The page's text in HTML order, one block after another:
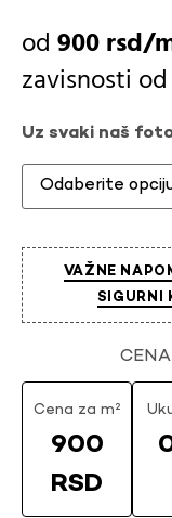
900rsd
zavisnosti od
Uz svaki naš
VAŽNE
SIGURNI
Cena za m²
900
RSD